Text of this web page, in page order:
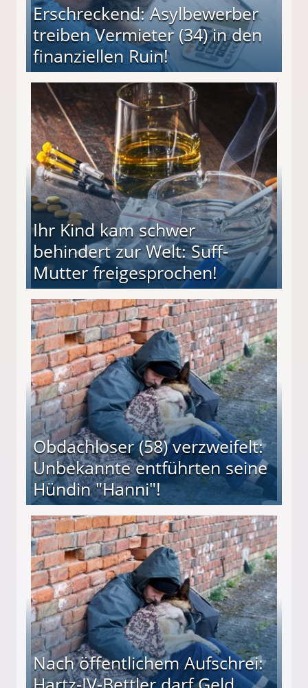
Erschreckend: Asylbewerber
treiben Vermieter (34) in den
finanziellen Ruin!
(34) in den finanziellen Ruin!
Ihr Kind kam schwer
behindert zur Welt: Suff-
Mutter freigesprochen!
Mutter freigesprochen!
Obdachloser (58) verzweifelt:
Unbekannte entführten seine
Hündin "Hanni"!
entführten seine Hündin "Hanni"!
Nach öffentlichem Aufschrei: